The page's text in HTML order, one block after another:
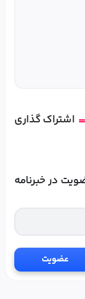
اشتراک گذاری
در خبرنامه
عضویت